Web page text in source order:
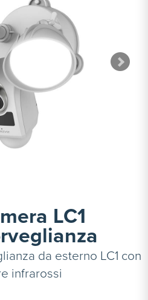
LC1
da esterno LC1 con
infrarossi